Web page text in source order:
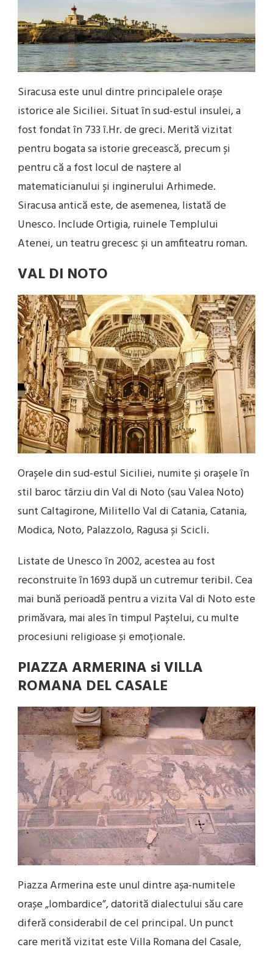
Siracusa este unul dintre principalele orașe
istorice ale Siciliei. Situat în sud-estul insulei, a
fost fondat în 733 î.Hr. de greci. Merită vizitat
pentru bogata sa istorie grecească, precum și
pentru că a fost locul de naștere al
matematicianului și inginerului Arhimede.
Siracusa antică este, de asemenea, listată de
Unesco. Include Ortigia, ruinele Templului
Atenei, un teatru grecesc și un amfiteatru roman.
VAL DI NOTO
Orașele din sud-estul Siciliei, numite și orașele în
stil baroc târziu din Val di Noto (sau Valea Noto)
sunt Caltagirone, Militello Val di Catania, Catania,
Modica, Noto, Palazzolo, Ragusa și Scicli.
Listate de Unesco în 2002, acestea au fost
reconstruite în 1693 după un cutremur teribil. Cea
mai bună perioadă pentru a vizita Val di Noto este
primăvara, mai ales în timpul Paștelui, cu multe
procesiuni religioase și emoționale.
PIAZZA ARMERINA si VILLA
ROMANA DEL CASALE
Piazza Armerina este unul dintre așa-numitele
orașe „lombardice”, datorită dialectului său care
diferă considerabil de cel principal. Un punct
care merită vizitat este Villa Romana del Casale,